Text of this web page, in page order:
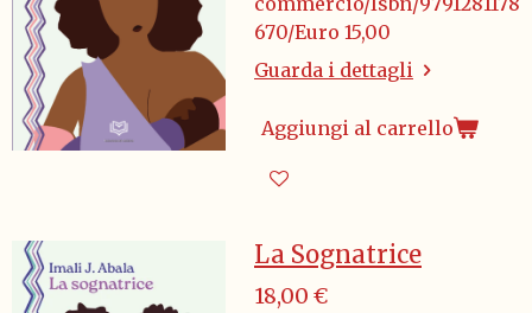
670/Euro 15,00
Guarda i dettagli
Aggiungi al carrello
La Sognatrice
18,00 €